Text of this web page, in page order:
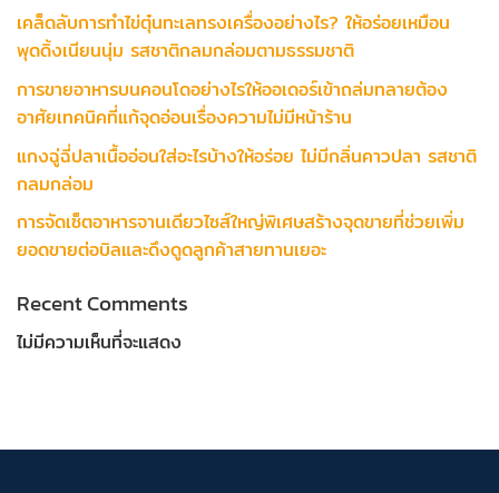
เคล็ดลับการทำไข่ตุ๋นทะเลทรงเครื่องอย่างไร? ให้อร่อยเหมือน
พุดดิ้งเนียนนุ่ม รสชาติกลมกล่อมตามธรรมชาติ
การขายอาหารบนคอนโดอย่างไรให้ออเดอร์เข้าถล่มทลายต้อง
อาศัยเทคนิคที่แก้จุดอ่อนเรื่องความไม่มีหน้าร้าน
แกงฉู่ฉี่ปลาเนื้ออ่อนใส่อะไรบ้างให้อร่อย ไม่มีกลิ่นคาวปลา รสชาติ
กลมกล่อม
การจัดเซ็ตอาหารจานเดียวไซส์ใหญ่พิเศษสร้างจุดขายที่ช่วยเพิ่ม
ยอดขายต่อบิลและดึงดูดลูกค้าสายทานเยอะ
Recent Comments
ไม่มีความเห็นที่จะแสดง